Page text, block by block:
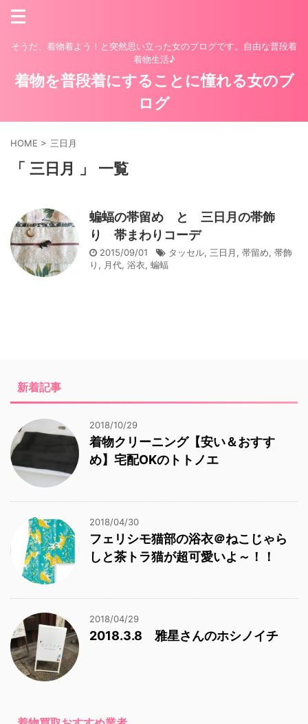
そうだ、着物着よう！と突然思い立った女のブログです。自由な普段着
着物生活♪
着物を普段着にすることに憧れる女のブ
ログ
HOME > 三日月
「 三日月 」 一覧
蝙蝠の帯留め と 三日月の帯飾
り 帯まわりコーデ
2015/09/01 タッセル, 三日月 , 帯留め, 帯飾
り , 月代, 浴衣, 蝙蝠
新着記事
2018/10/29
着物クリーニング【安い＆おすす
め】宅配OKのトトノエ
2018/04/30
フェリシモ猫部の浴衣＠ねこじゃら
しと茶トラ猫が超可愛いよ～！！
2018/04/29
2018.3.8 雅星さんのホシノイチ